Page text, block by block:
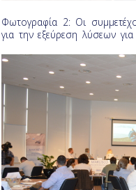
Φωτογραφία 2: Οι
για την εξεύρεση λύσεων